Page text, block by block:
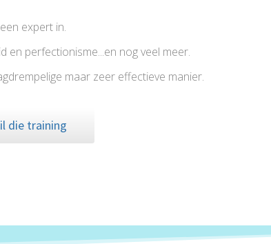
expert in.
en perfectionisme...en nog veel meer.
maar zeer effectieve manier.
die training